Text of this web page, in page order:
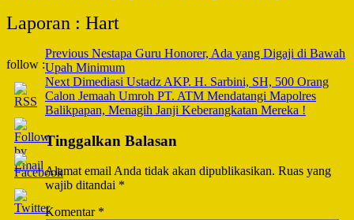
Laporan : Hart
follow :
Post
Navigation
Previous Nestapa Guru Honorer, Ada yang Digaji di Bawah
Upah Minimum
Next Dimediasi Ustadz AKP. H. Sarbini, SH, 500 Orang
Calon Jemaah Umroh PT. ATM Mendatangi Mapolres
Balikpapan, Menagih Janji Keberangkatan Mereka !
Tinggalkan Balasan
Alamat email Anda tidak akan dipublikasikan. Ruas yang
wajib ditandai *
Komentar *